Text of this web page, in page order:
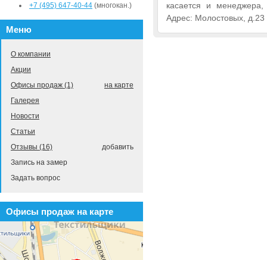
касается и
Адрес: Молостовых, д.23
+7 (495) 647-40-44 (многокан.)
Меню
О компании
Акции
на карте
Офисы продаж (1)
Галерея
Новости
Статьи
добавить
Отзывы (16)
Запись на замер
Задать вопрос
Офисы продаж на карте